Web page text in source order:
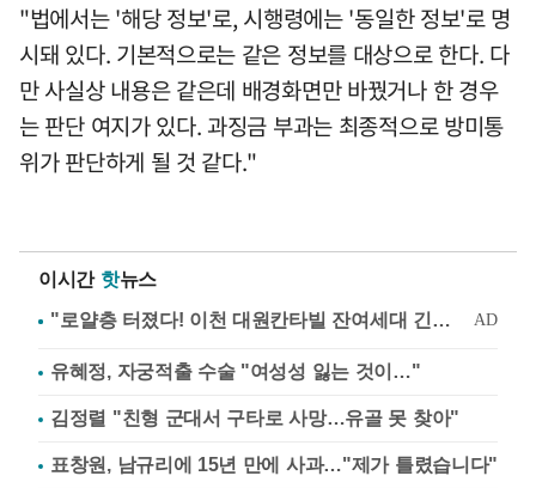
"법에서는 '해당 정보'로, 시행령에는 '동일한 정보'로 명
시돼 있다. 기본적으로는 같은 정보를 대상으로 한다. 다
만 사실상 내용은 같은데 배경화면만 바꿨거나 한 경우
는 판단 여지가 있다. 과징금 부과는 최종적으로 방미통
위가 판단하게 될 것 같다."
이시간 핫뉴스
유혜정, 자궁적출 수술 "여성성 잃는 것이…"
김정렬 "친형 군대서 구타로 사망…유골 못 찾아"
표창원, 남규리에 15년 만에 사과…"제가 틀렸습니다"